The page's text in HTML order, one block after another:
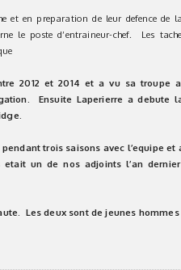
et en preparation de leur defence de
le poste d’entraineur-chef. Les
2012 et 2014 et a vu sa troupe
Ensuite Laperierre a debute
trois saisons avec l’equipe
un de nos adjoints l’an
Les deux sont de jeunes